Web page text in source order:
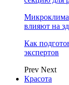
влияют на
Как
экспертов
Prev Next
Красота